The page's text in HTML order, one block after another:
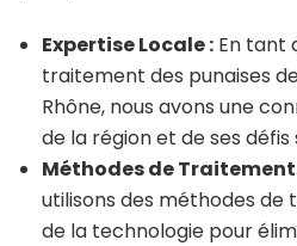
Expertise Locale : En tant
traitement des punaises
Rhône, nous avons une
de la région et de ses défis
Méthodes de Traitement
utilisons des méthodes
de la technologie pour